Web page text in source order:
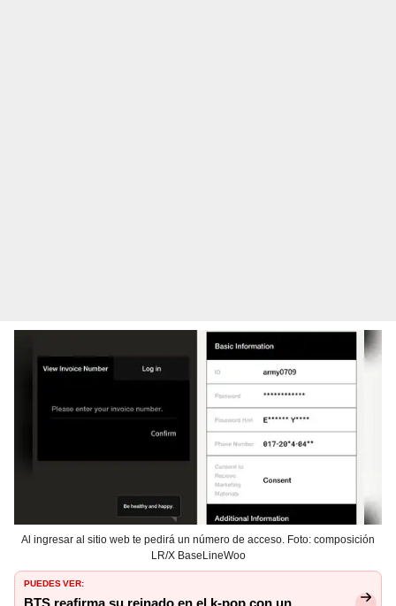
Al ingresar al sitio web te pedirá un número de acceso. Foto: composición
LR/X BaseLineWoo
PUEDES VER: